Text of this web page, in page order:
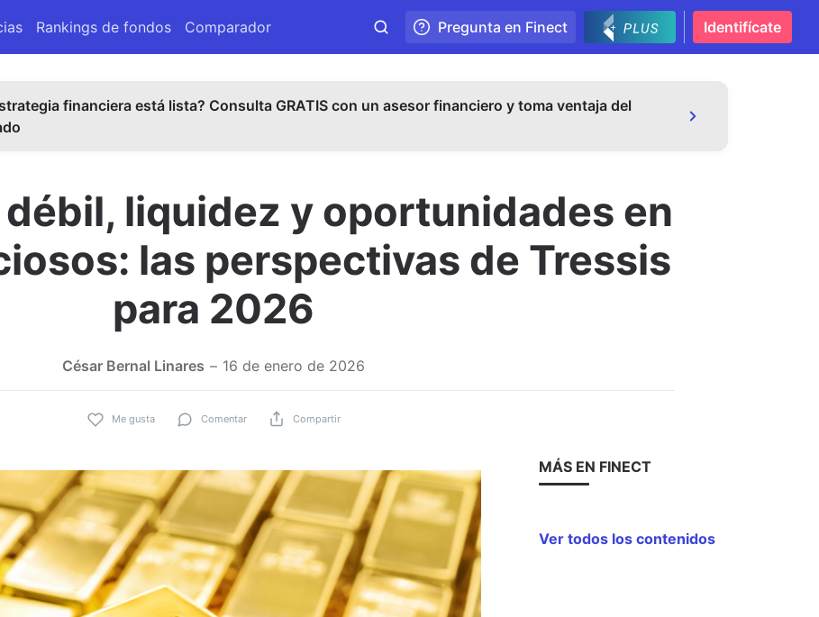
Rankings de fondos Comparador Pregunta en Finect Identifícate
financiera está lista? Consulta GRATIS con un asesor financiero y toma ventaja del
liquidez y oportunidades en
las perspectivas de Tressis
para 2026
César Bernal Linares 16 de enero de 2026
Me gusta Comentar Compartir
MÁS EN FINECT
Ver todos los contenidos